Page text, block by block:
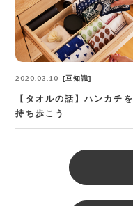
2020.03.10 豆知識
【タオルの話】ハンカチを
持ち歩こう